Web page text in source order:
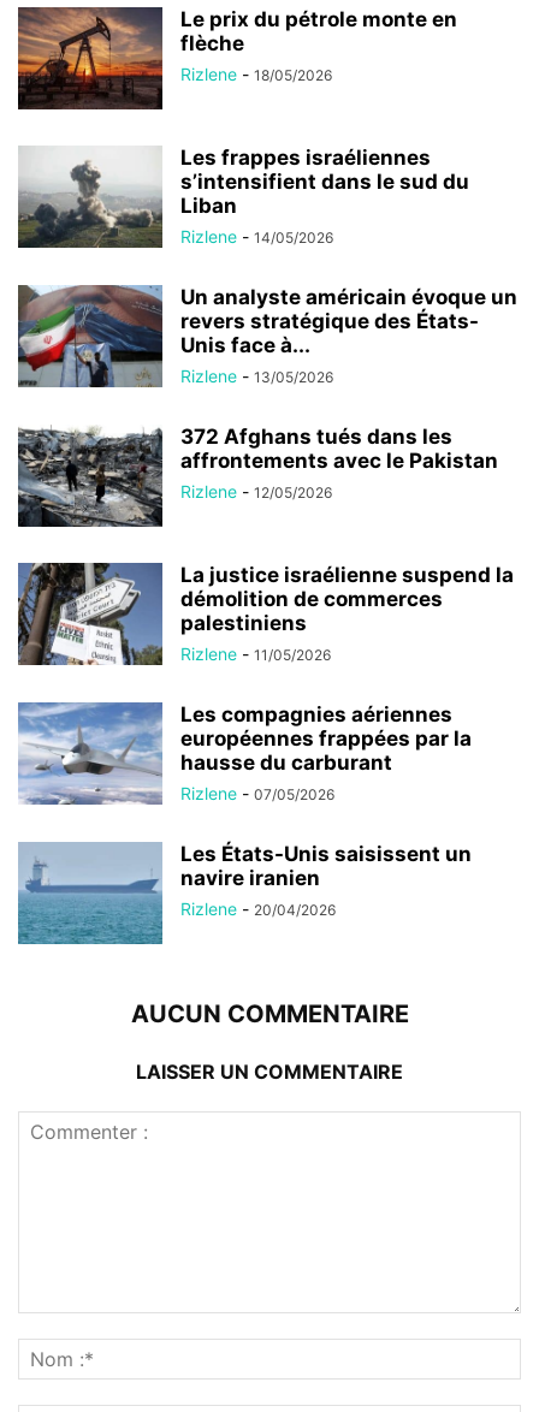
Le prix du pétrole monte en
flèche
Rizlene - 18/05/2026
Les frappes israéliennes
s’intensifient dans le sud du
Liban
Rizlene - 14/05/2026
Un analyste américain évoque un
revers stratégique des États-
Unis face à...
Rizlene - 13/05/2026
372 Afghans tués dans les
affrontements avec le Pakistan
Rizlene - 12/05/2026
La justice israélienne suspend la
démolition de commerces
palestiniens
Rizlene - 11/05/2026
Les compagnies aériennes
européennes frappées par la
hausse du carburant
Rizlene - 07/05/2026
Les États-Unis saisissent un
navire iranien
Rizlene - 20/04/2026
AUCUN COMMENTAIRE
LAISSER UN COMMENTAIRE